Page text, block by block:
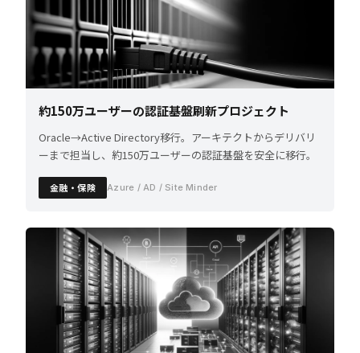
約150万ユーザーの認証基盤刷新プロジェクト
Oracle→Active Directory移行。アーキテクトからデリバリ
ーまで担当し、約150万ユーザーの認証基盤を安全に移行。
金融・保険 Azure / AD / Site Minder